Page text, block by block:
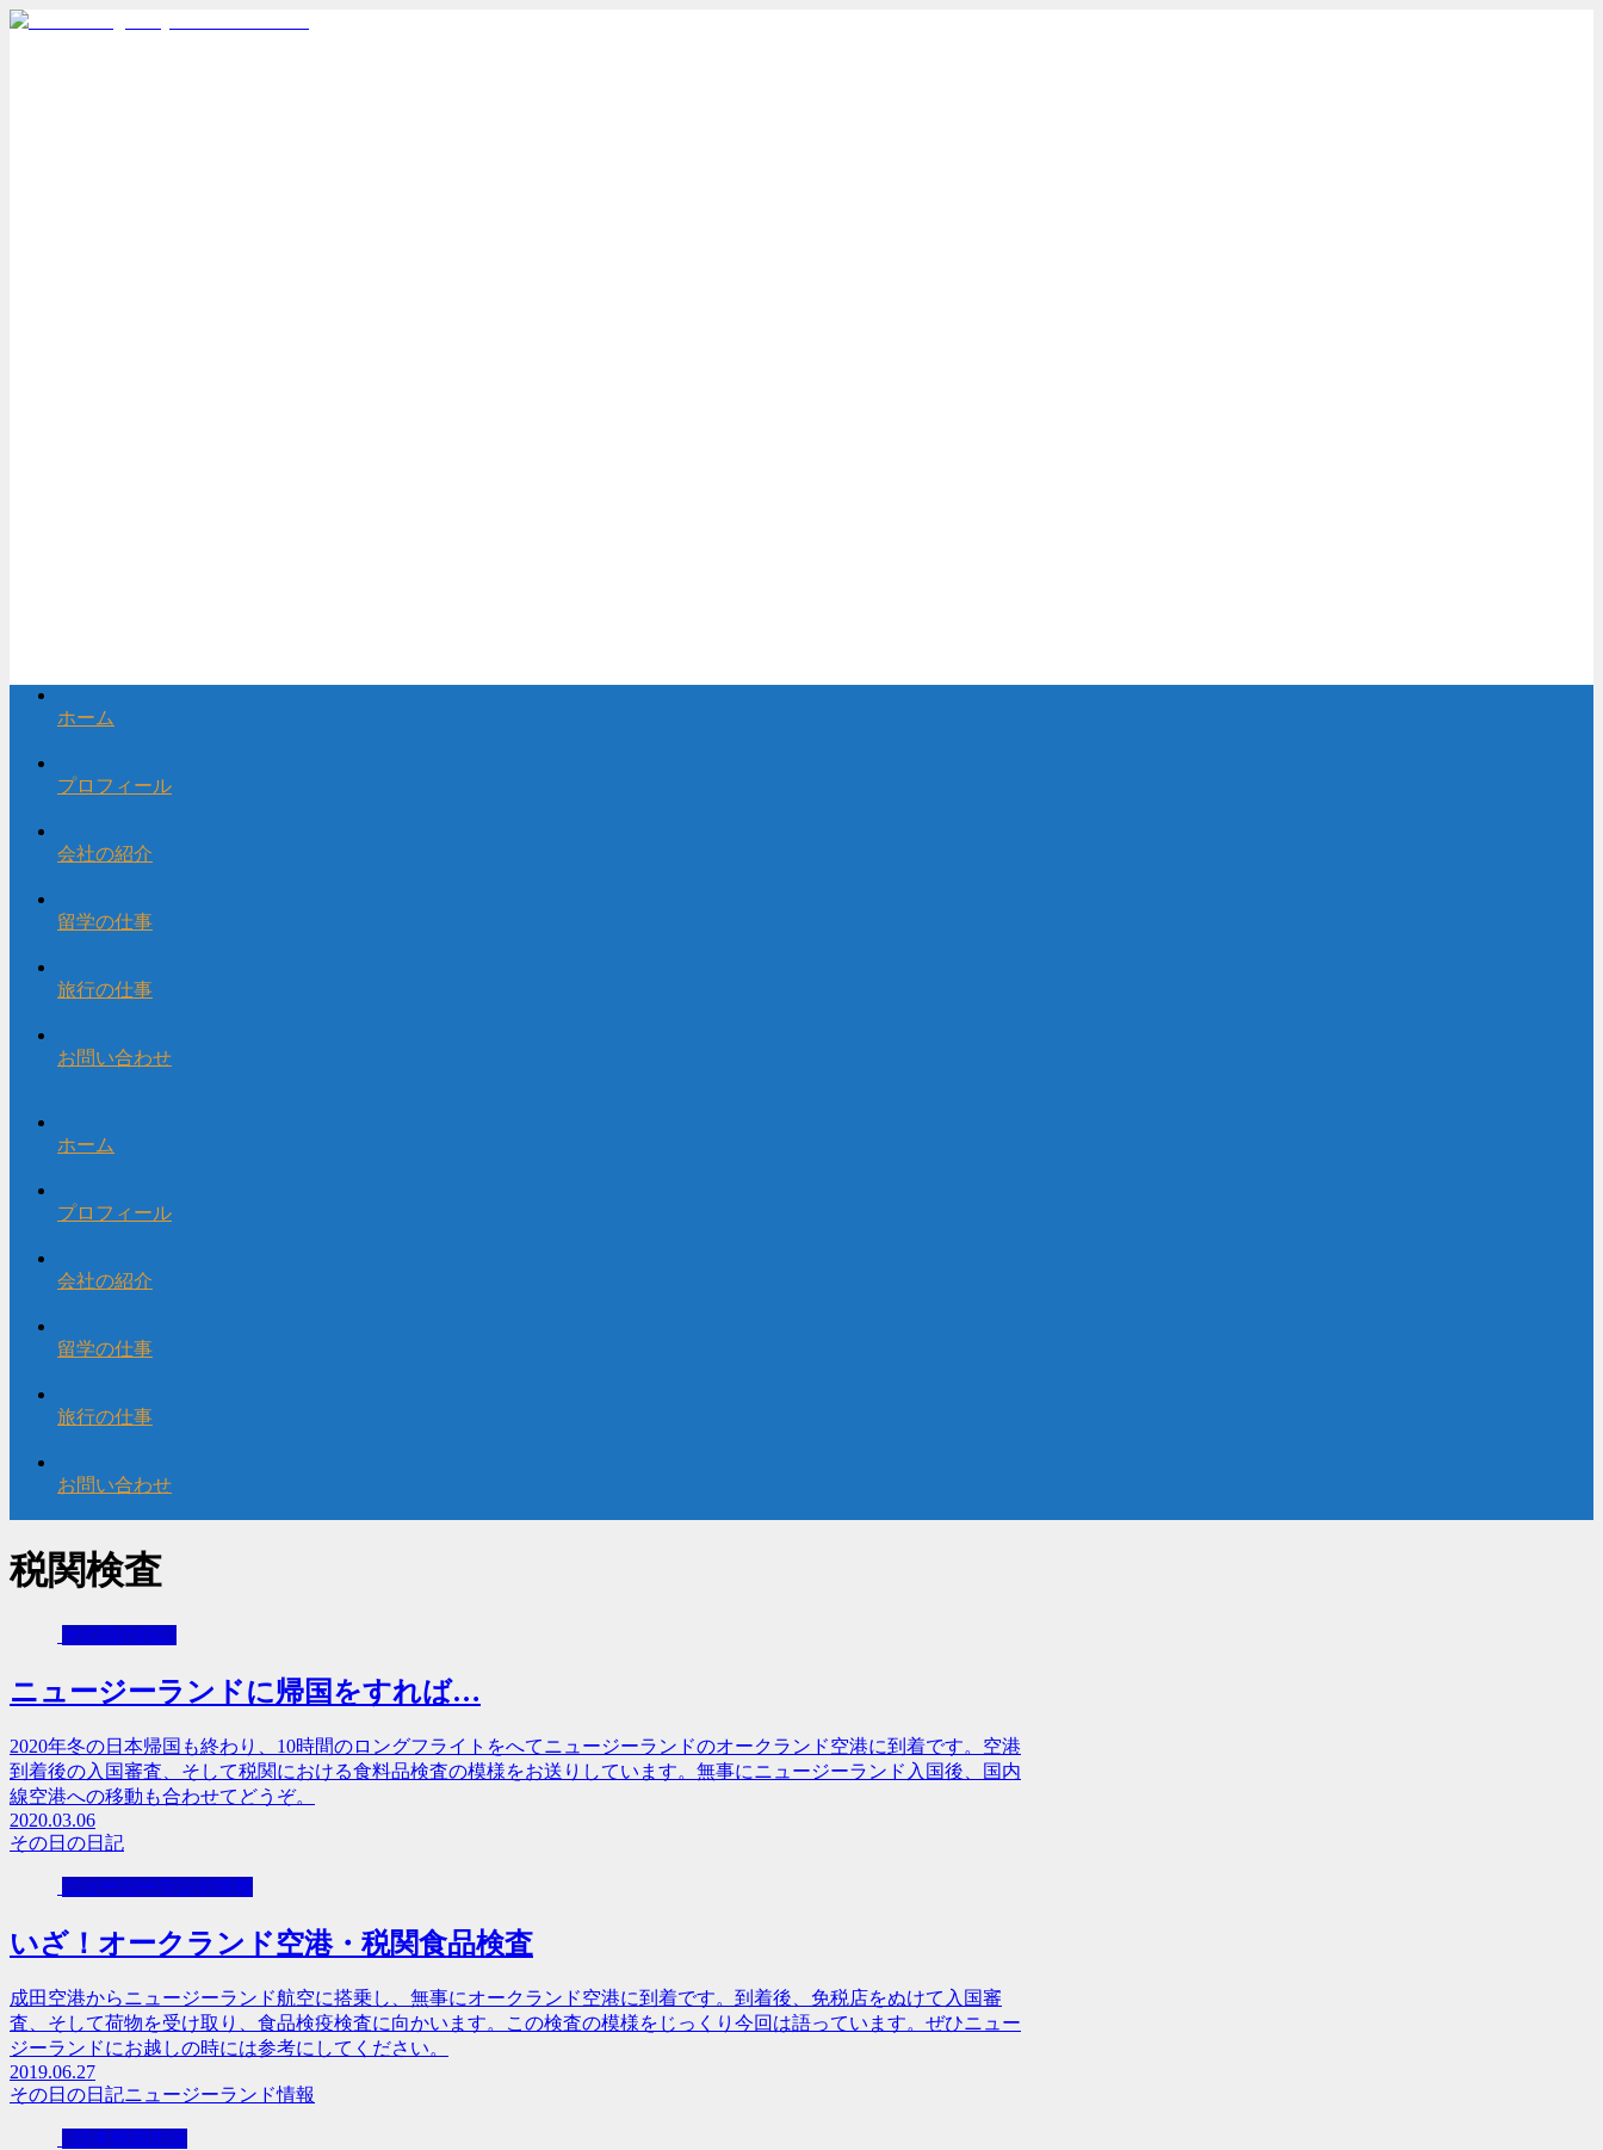
ホーム
プロフィール
会社の紹介
留学の仕事
旅行の仕事
お問い合わせ
ホーム
プロフィール
会社の紹介
留学の仕事
旅行の仕事
お問い合わせ
税関検査
その日の日記
ニュージーランドに帰国をすれば…
2020年冬の日本帰国も終わり、10時間のロングフライトをへてニュージーランドのオークランド空港に到着です。空港
到着後の入国審査、そして税関における食料品検査の模様をお送りしています。無事にニュージーランド入国後、国内
線空港への移動も合わせてどうぞ。
2020.03.06
その日の日記
ニュージーランド情報
いざ！オークランド空港・税関食品検査
成田空港からニュージーランド航空に搭乗し、無事にオークランド空港に到着です。到着後、免税店をぬけて入国審
査、そして荷物を受け取り、食品検疫検査に向かいます。この検査の模様をじっくり今回は語っています。ぜひニュー
ジーランドにお越しの時には参考にしてください。
2019.06.27
その日の日記ニュージーランド情報
- 日本帰国生活